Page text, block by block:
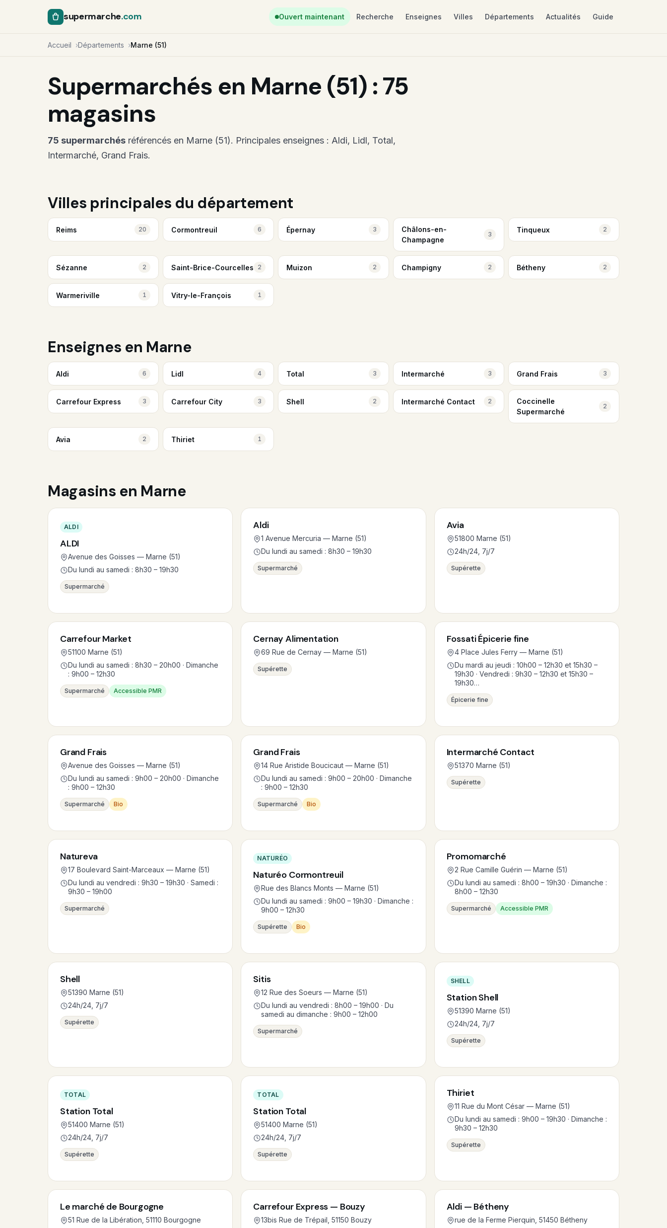
supermarche.com Ouvert maintenant Recherche Enseignes Villes Départements Actualités Guide
Accueil Départements Marne (51)
Supermarchés en Marne (51) : 75
magasins
75 supermarchés référencés en Marne (51). Principales enseignes : Aldi, Lidl, Total,
Intermarché, Grand Frais.
Villes principales du département
Reims 20 Cormontreuil 6 Épernay 3
Châlons-en-
Champagne
3
Tinqueux 2
Sézanne 2 Saint-Brice-Courcelles 2 Muizon 2 Champigny 2 Bétheny 2
Warmeriville 1 Vitry-le-François 1
Enseignes en Marne
Aldi 6 Lidl 4 Total 3 Intermarché 3 Grand Frais 3
Carrefour Express 3 Carrefour City 3 Shell 2 Intermarché Contact 2
Coccinelle
Supermarché
2
Avia 2 Thiriet 1
Magasins en Marne
ALDI
ALDI
Avenue des Goisses — Marne (51)
Du lundi au samedi : 8h30 – 19h30
Supermarché
Aldi
1 Avenue Mercuria — Marne (51)
Du lundi au samedi : 8h30 – 19h30
Supermarché
Avia
51800 Marne (51)
24h/24, 7j/7
Supérette
Carrefour Market
51100 Marne (51)
Du lundi au samedi : 8h30 – 20h00 · Dimanche
: 9h00 – 12h30
Supermarché Accessible PMR
Cernay Alimentation
69 Rue de Cernay — Marne (51)
Supérette
Fossati Épicerie fine
4 Place Jules Ferry — Marne (51)
Du mardi au jeudi : 10h00 – 12h30 et 15h30 –
19h30 · Vendredi : 9h30 – 12h30 et 15h30 –
19h30…
Épicerie fine
Grand Frais
Avenue des Goisses — Marne (51)
Du lundi au samedi : 9h00 – 20h00 · Dimanche
: 9h00 – 12h30
Supermarché Bio
Grand Frais
14 Rue Aristide Boucicaut — Marne (51)
Du lundi au samedi : 9h00 – 20h00 · Dimanche
: 9h00 – 12h30
Supermarché Bio
Intermarché Contact
51370 Marne (51)
Supérette
Natureva
17 Boulevard Saint-Marceaux — Marne (51)
Du lundi au vendredi : 9h30 – 19h30 · Samedi :
9h30 – 19h00
Supermarché
NATURÉO
Naturéo Cormontreuil
Rue des Blancs Monts — Marne (51)
Du lundi au samedi : 9h00 – 19h30 · Dimanche :
9h00 – 12h30
Supérette Bio
Promomarché
2 Rue Camille Guérin — Marne (51)
Du lundi au samedi : 8h00 – 19h30 · Dimanche :
8h00 – 12h30
Supermarché Accessible PMR
Shell
51390 Marne (51)
24h/24, 7j/7
Supérette
Sitis
12 Rue des Soeurs — Marne (51)
Du lundi au vendredi : 8h00 – 19h00 · Du
samedi au dimanche : 9h00 – 12h00
Supermarché
SHELL
Station Shell
51390 Marne (51)
24h/24, 7j/7
Supérette
TOTAL
Station Total
51400 Marne (51)
24h/24, 7j/7
Supérette
TOTAL
Station Total
51400 Marne (51)
24h/24, 7j/7
Supérette
Thiriet
11 Rue du Mont César — Marne (51)
Du lundi au samedi : 9h00 – 19h30 · Dimanche :
9h30 – 12h30
Supérette
Le marché de Bourgogne
51 Rue de la Libération, 51110 Bourgogne
Carrefour Express — Bouzy
13bis Rue de Trépail, 51150 Bouzy
Aldi — Bétheny
rue de la Ferme Pierquin, 51450 Bétheny